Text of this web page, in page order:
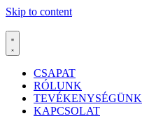
Skip to content
CSAPAT
RÓLUNK
TEVÉKENYSÉGÜNK
KAPCSOLAT